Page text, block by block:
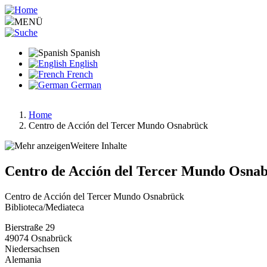
Pasar
al
contenido
MENÜ
Spanish
English
French
German
Ruta
de
Home
Centro de Acción del Tercer Mundo Osnabrück
Weitere Inhalte
Centro de Acción del Tercer Mundo
Centro de Acción del Tercer Mundo Osnabrück
Biblioteca/Mediateca
Bierstraße 29
49074 Osnabrück
Niedersachsen
Alemania